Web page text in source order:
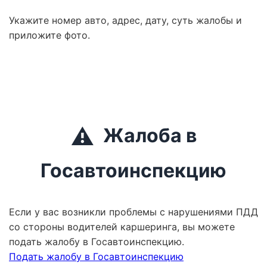
Укажите номер авто, адрес, дату, суть жалобы и
приложите фото.
⚠️ Жалоба в
Госавтоинспекцию
Если у вас возникли проблемы с нарушениями ПДД
со стороны водителей каршеринга, вы можете
подать жалобу в Госавтоинспекцию.
Подать жалобу в Госавтоинспекцию